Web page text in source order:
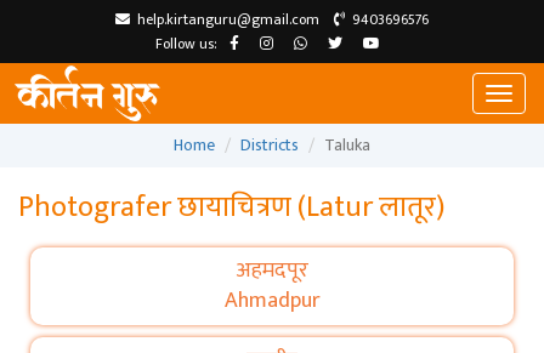
help.kirtanguru@gmail.com
9403696576
Follow us:
Home
Districts Taluka
Photografer छायाचित्रण (Latur लातूर)
अहमदपूर
Ahmadpur